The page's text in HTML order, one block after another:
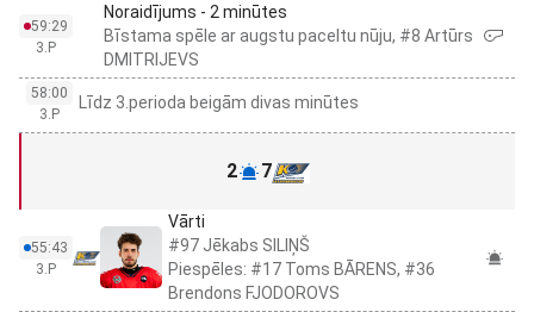
59:29
3.P
Noraidījums - 2 minūtes
Bīstama spēle ar augstu paceltu nūju, #8 Artūrs
DMITRIJEVS
58:00
3.P
Līdz 3.perioda beigām divas minūtes
2 7
55:43
3.P
Vārti
#97 Jēkabs SILIŅŠ
Piespēles: #17 Toms BĀRENS, #36
Brendons FJODOROVS